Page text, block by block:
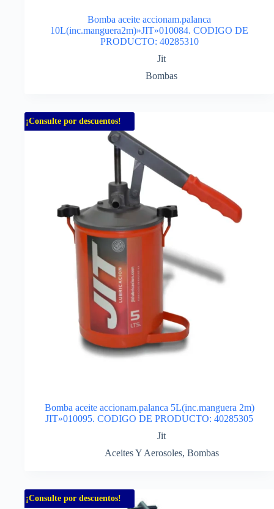
Bomba aceite accionam.palanca
10L(inc.manguera2m)»JIT»010084. CODIGO DE
PRODUCTO: 40285310
Jit
Bombas
¡Consulte por descuentos!
Bomba aceite accionam.palanca 5L(inc.manguera 2m)
JIT»010095. CODIGO DE PRODUCTO: 40285305
Jit
Aceites Y Aerosoles, Bombas
¡Consulte por descuentos!